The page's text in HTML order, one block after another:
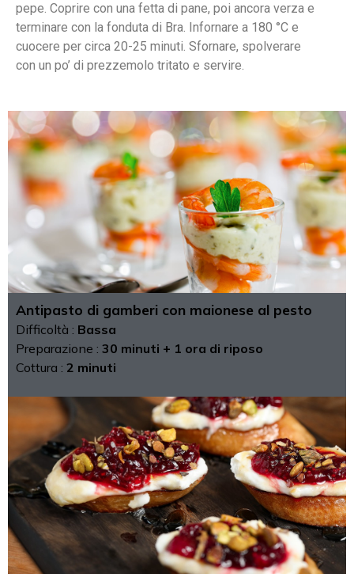
pepe. Coprire con una fetta di pane, poi ancora verza e
terminare con la fonduta di Bra. Infornare a 180 °C e
cuocere per circa 20-25 minuti. Sfornare, spolverare
con un po’ di prezzemolo tritato e servire.
Antipasto di gamberi con maionese al pesto
Difficoltà : Bassa
Preparazione : 30 minuti + 1 ora di riposo
Cottura : 2 minuti